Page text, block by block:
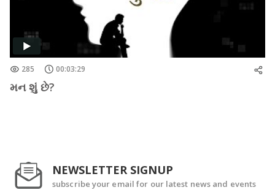
285 00:03:29
મન શું છે?
NEWSLETTER SIGNUP
subscribe your email for our latest news and events